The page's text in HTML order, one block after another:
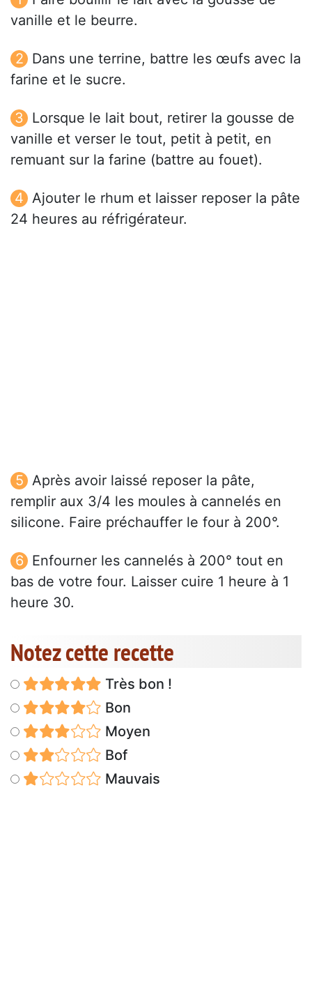
vanille et le beurre.
Dans une terrine, battre les œufs avec la
farine et le sucre.
Lorsque le lait bout, retirer la gousse de
vanille et verser le tout, petit à petit, en
remuant sur la farine (battre au fouet).
Ajouter le rhum et laisser reposer la pâte
24 heures au réfrigérateur.
Après avoir laissé reposer la pâte,
remplir aux 3/4 les moules à cannelés en
silicone. Faire préchauffer le four à 200°.
Enfourner les cannelés à 200° tout en
bas de votre four. Laisser cuire 1 heure à 1
heure 30.
Notez cette recette
Très bon !
Bon
Moyen
Bof
Mauvais